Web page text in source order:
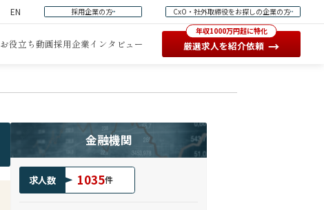
EN 採用企業の方 CxO・社外取締役をお探しの企業の方
お役立ち動画採用企業インタビュー
年収1000万円超に特化
厳選求人を紹介依頼 →
金融機関
求人数 1035件